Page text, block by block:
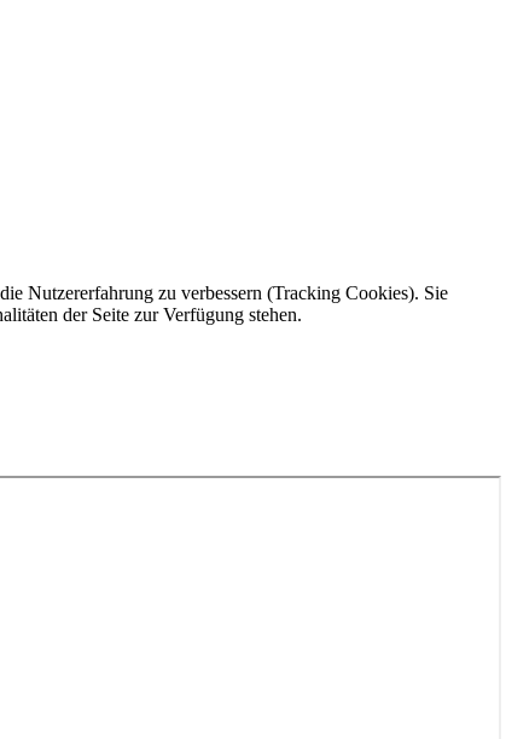
Nutzererfahrung zu verbessern (Tracking Cookies). Sie
der Seite zur Verfügung stehen.